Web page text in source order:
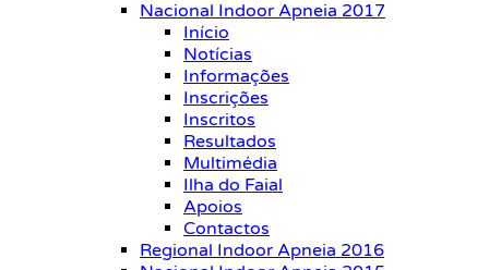
Nacional Indoor Apneia 2017
Início
Notícias
Informações
Inscrições
Inscritos
Resultados
Multimédia
Ilha do Faial
Apoios
Contactos
Regional Indoor Apneia 2016